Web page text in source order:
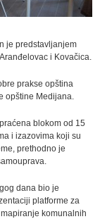
je predstavljanjem
i Kovačica.
prakse opština
opštine Medijana.
blokom od 15
i izazovima koji su
prethodno je
dana bio je
platforme za
komunalnih